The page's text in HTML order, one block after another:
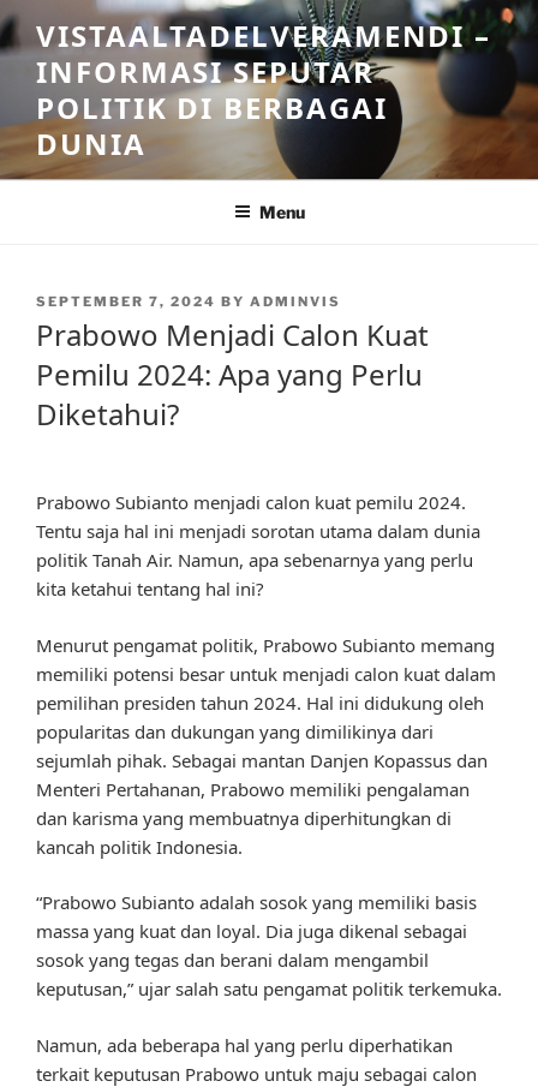
Skip
to
content
VISTAALTADELVERAMENDI –
INFORMASI SEPUTAR
POLITIK DI BERBAGAI
DUNIA
Menu
POSTED
SEPTEMBER 7, 2024 BY ADMINVIS
Prabowo Menjadi Calon Kuat
Pemilu 2024: Apa yang Perlu
Diketahui?
Prabowo Subianto menjadi calon kuat pemilu 2024.
Tentu saja hal ini menjadi sorotan utama dalam dunia
politik Tanah Air. Namun, apa sebenarnya yang perlu
kita ketahui tentang hal ini?
Menurut pengamat politik, Prabowo Subianto memang
memiliki potensi besar untuk menjadi calon kuat dalam
pemilihan presiden tahun 2024. Hal ini didukung oleh
popularitas dan dukungan yang dimilikinya dari
sejumlah pihak. Sebagai mantan Danjen Kopassus dan
Menteri Pertahanan, Prabowo memiliki pengalaman
dan karisma yang membuatnya diperhitungkan di
kancah politik Indonesia.
“Prabowo Subianto adalah sosok yang memiliki basis
massa yang kuat dan loyal. Dia juga dikenal sebagai
sosok yang tegas dan berani dalam mengambil
keputusan,” ujar salah satu pengamat politik terkemuka.
Namun, ada beberapa hal yang perlu diperhatikan
terkait keputusan Prabowo untuk maju sebagai calon